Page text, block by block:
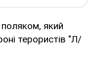
який
терористів "Л/